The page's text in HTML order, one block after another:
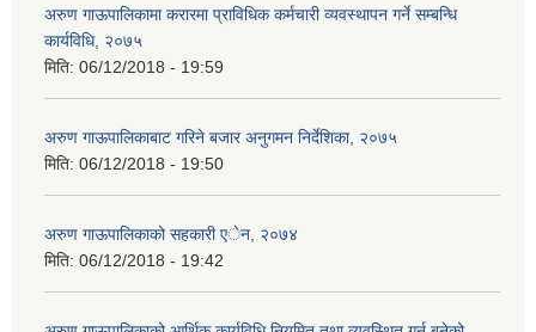
अरुण गाऊपालिकामा करारमा प्राविधिक कर्मचारी व्यवस्थापन गर्ने सम्बन्धि
कार्यविधि, २०७५
मिति: 06/12/2018 - 19:59
अरुण गाऊपालिकाबाट गरिने बजार अनुगमन निर्देशिका, २०७५
मिति: 06/12/2018 - 19:50
अरुण गाऊपालिकाको सहकारी एेन, २०७४
मिति: 06/12/2018 - 19:42